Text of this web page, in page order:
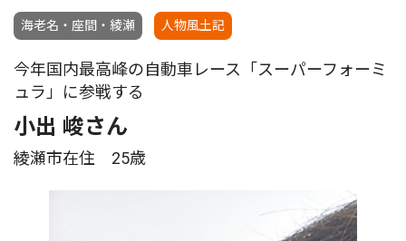
海老名・座間・綾瀬 人物風土記
今年国内最高峰の自動車レース「スーパーフォーミ
ュラ」に参戦する
小出 峻さん
綾瀬市在住 25歳